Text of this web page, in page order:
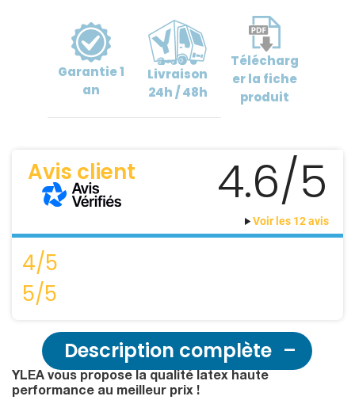
Garantie1
an
Livraison
24h / 48h
Télécharg
erla fiche
produit
Avis client 4.6/5
Voir les 12 avis
4/5
5/5
Description complète
YLEA vous propose la qualité latex haute
performance au meilleur prix !